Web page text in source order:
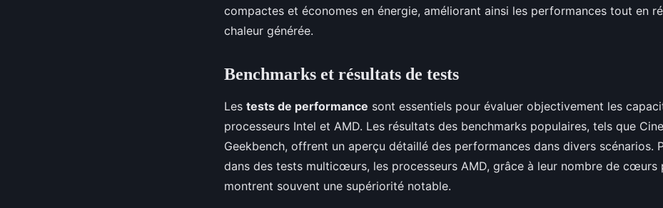
compactes et économes en énergie, améliorant ainsi les performances tout en
chaleur générée.
Benchmarks et résultats de tests
Les tests de performance sont essentiels pour évaluer objectivement les
processeurs Intel et AMD. Les résultats des benchmarks populaires, tels que
Geekbench, offrent un aperçu détaillé des performances dans divers scénarios.
dans des tests multicœurs, les processeurs AMD, grâce à leur nombre de cœurs
montrent souvent une supériorité notable.